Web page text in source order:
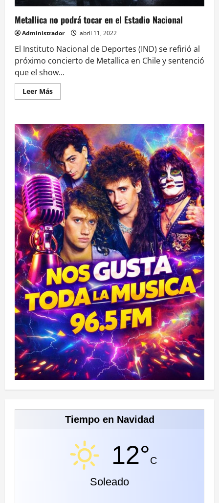
Metallica no podrá tocar en el Estadio Nacional
Administrador abril 11, 2022
El Instituto Nacional de Deportes (IND) se refirió al
próximo concierto de Metallica en Chile y sentenció
que el show...
Leer MásLeer
más
no
podrá
tocar
en
el
Estadio
Nacional
Tiempo en Navidad
12°C
Soleado